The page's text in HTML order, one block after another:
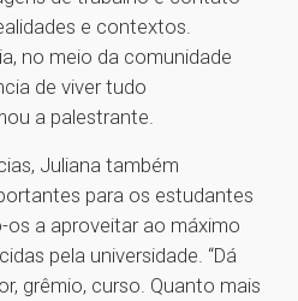
e contextos.
no meio da comunidade
de viver tudo
a palestrante.
Juliana também
para os estudantes
os a aproveitar ao máximo
pela universidade. “Dá
grêmio, curso. Quanto mais